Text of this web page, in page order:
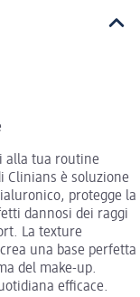
alla tua routine
Clinians è soluzione
protegge la
dannosi dei raggi
La texture
una base perfetta
del make-up.
efficace.